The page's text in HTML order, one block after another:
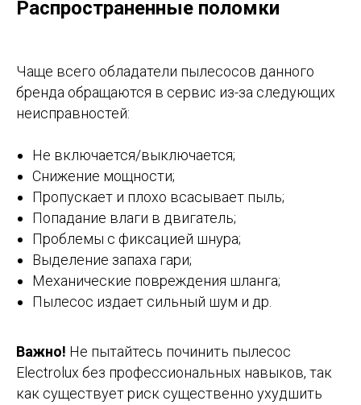
Распространенные поломки
Чаще всего обладатели пылесосов данного
бренда обращаются в сервис из-за следующих
неисправностей:
Не включается/выключается;
Снижение мощности;
Пропускает и плохо всасывает пыль;
Попадание влаги в двигатель;
Проблемы с фиксацией шнура;
Выделение запаха гари;
Механические повреждения шланга;
Пылесос издает сильный шум и др.
Важно! Не пытайтесь починить пылесос
Electrolux без профессиональных навыков, так
как существует риск существенно ухудшить